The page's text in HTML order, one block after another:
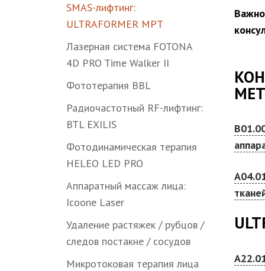
SMAS-лифтинг:
ULTRAFORMER MPT
Лазерная система FOTONA
4D PRO Time Walker II
Фототерапия BBL
Радиочастотный RF-лифтинг:
BTL EXILIS
Фотодинамическая терапия
HELEO LED PRO
Аппаратный массаж лица:
Icoone Laser
Удаление растяжек / рубцов /
следов постакне / сосудов
Микротоковая терапия лица